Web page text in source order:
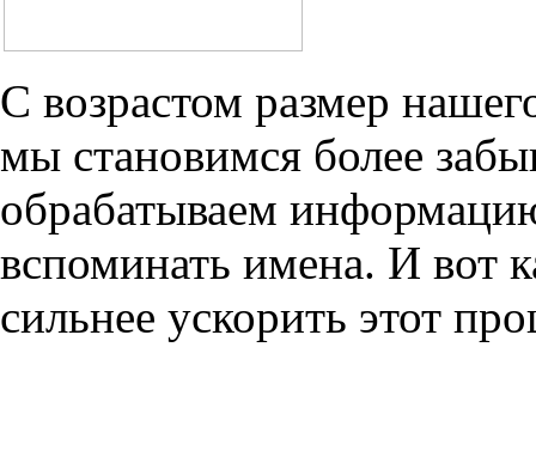
С возрастом размер
мы становимся более
обрабатываем
вспоминать имена. И вот
сильнее ускорить этот